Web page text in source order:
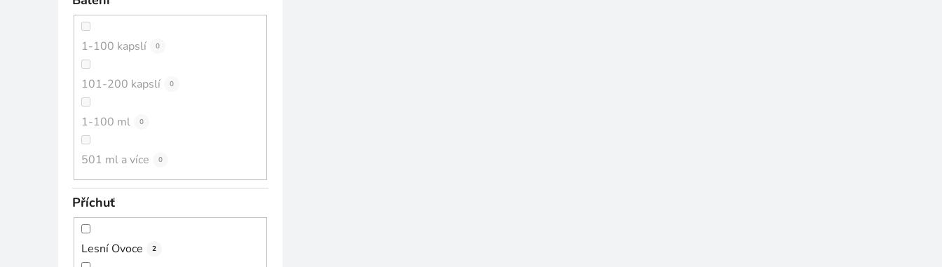
1-100 kapslí 0
101-200 kapslí 0
1-100 ml 0
501 ml a více 0
Příchuť
Lesní Ovoce 2